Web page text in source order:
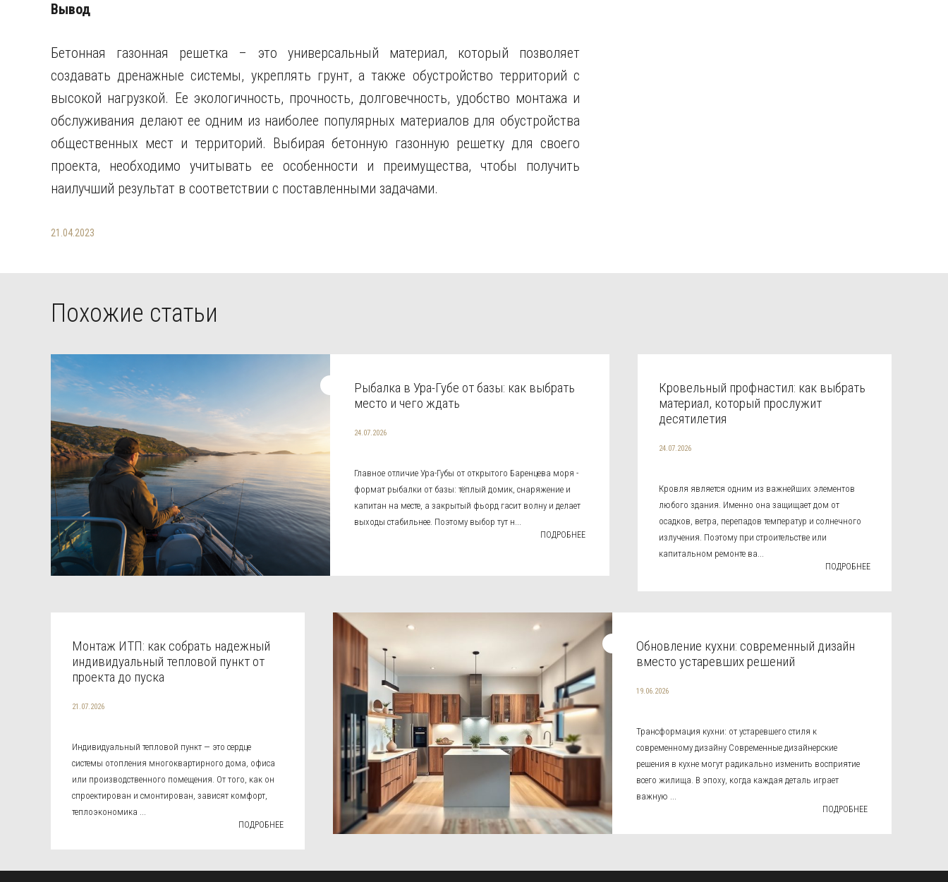
Вывод
Бетонная газонная решетка – это универсальный материал, который позволяет
создавать дренажные системы, укреплять грунт, а также обустройство территорий с
высокой нагрузкой. Ее экологичность, прочность, долговечность, удобство монтажа и
обслуживания делают ее одним из наиболее популярных материалов для обустройства
общественных мест и территорий. Выбирая бетонную газонную решетку для своего
проекта, необходимо учитывать ее особенности и преимущества, чтобы получить
наилучший результат в соответствии с поставленными задачами.
21.04.2023
Похожие статьи
Рыбалка в Ура-Губе от базы: как выбрать
место и чего ждать
24.07.2026
Главное отличие Ура-Губы от открытого Баренцева моря -
формат рыбалки от базы: тёплый домик, снаряжение и
капитан на месте, а закрытый фьорд гасит волну и делает
выходы стабильнее. Поэтому выбор тут н...
ПОДРОБНЕЕ
Кровельный профнастил: как выбрать
материал, который прослужит
десятилетия
24.07.2026
Кровля является одним из важнейших элементов
любого здания. Именно она защищает дом от
осадков, ветра, перепадов температур и солнечного
излучения. Поэтому при строительстве или
капитальном ремонте ва...
ПОДРОБНЕЕ
Монтаж ИТП: как собрать надежный
индивидуальный тепловой пункт от
проекта до пуска
21.07.2026
Индивидуальный тепловой пункт — это сердце
системы отопления многоквартирного дома, офиса
или производственного помещения. От того, как он
спроектирован и смонтирован, зависят комфорт,
теплоэкономика ...
ПОДРОБНЕЕ
Обновление кухни: современный дизайн
вместо устаревших решений
19.06.2026
Трансформация кухни: от устаревшего стиля к
современному дизайну Современные дизайнерские
решения в кухне могут радикально изменить восприятие
всего жилища. В эпоху, когда каждая деталь играет
важную ...
ПОДРОБНЕЕ